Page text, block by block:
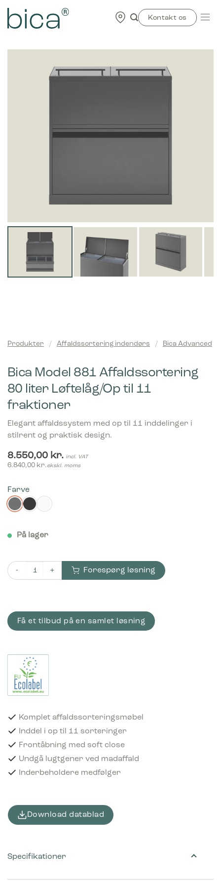
content
Kontakt os
Produkter / Affaldssortering indendørs / Bica Advanced
Bica Model 881 Affaldssortering
80 liter Løftelåg/Op til 11
fraktioner
Elegant affaldssystem med op til 11 inddelinger i
stilrent og praktisk design.
8.550,00 kr. incl. VAT
6.840,00 kr.ekskl. moms
Farve
På lager
Bica Model 881 Affaldssortering 80 liter Løftelåg/Op til 11
Forespørg løsning
Få et tilbud på en samlet løsning
Komplet affaldssorteringsmøbel
Inddel i op til 11 sorteringer
Frontåbning med soft close
Undgå lugtgener ved madaffald
Inderbeholdere medfølger
Download datablad
Specifikationer